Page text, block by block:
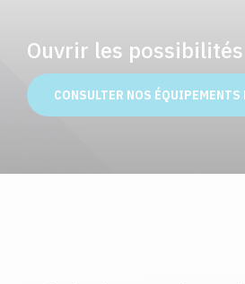
Ouvrir les possibilités
CONSULTER NOS ÉQUIPEMENTS